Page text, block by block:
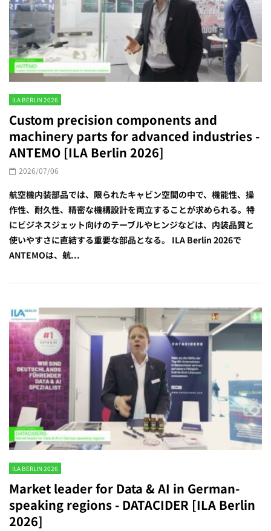
ILA BERLIN 2026
Custom precision components and
machinery parts for advanced industries -
ANTEMO [ILA Berlin 2026]
2026/07/06
航空機内装部品では、限られたキャビン空間の中で、機能性、操
作性、耐久性、精密な機構設計を両立することが求められる。特
にビジネスジェット向けのテーブルやヒンジなどは、内装品質と
使いやすさに直結する重要な部品となる。 ILA Berlin 2026で
ANTEMOは、航...
ILA BERLIN 2026
Market leader for Data & AI in German-
speaking regions - DATACIDER [ILA Berlin
2026]